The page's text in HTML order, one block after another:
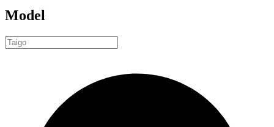
Model